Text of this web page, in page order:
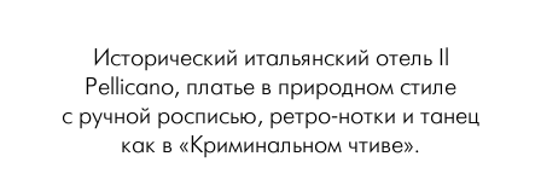
Исторический итальянский отель Il
Pellicano, платье в природном стиле
с ручной росписью, ретро-нотки и танец
как в «Криминальном чтиве».